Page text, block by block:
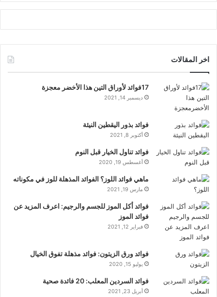
اخر المقالات
17فوائد لأوراق التين هذا الأخضر معجزة
ديسمبر 14, 2021
فوائد بذور اليقطين النيئة
أكتوبر 8, 2021
فوائد تناول الخيار قبل النوم
أغسطس 19, 2020
ماهي فوائد اللوز؟ الفوائد المذهلة للوز في مكوناته
مارس 19, 2021
فوائد أكل الموز للجسم والرجيم: اعرف المزيد عن
فوائد الموز
فبراير 12, 2021
فوائد ورق الزيتون: فوائد مذهلة تفوق الخيال
يوليو 15, 2020
فوائد السردين المعلب: 20 فائدة صحية
أبريل 23, 2021